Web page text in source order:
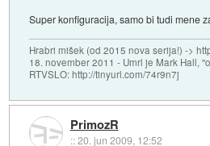
Super konfiguracija, samo bi tudi mene
Hrabri mišek (od 2015 nova serija!) ->
18. november 2011 - Umrl je Mark Hall,
RTVSLO: http://tinyurl.com/74r9n7j
PrimozR
::20. jun 2009, 12:52